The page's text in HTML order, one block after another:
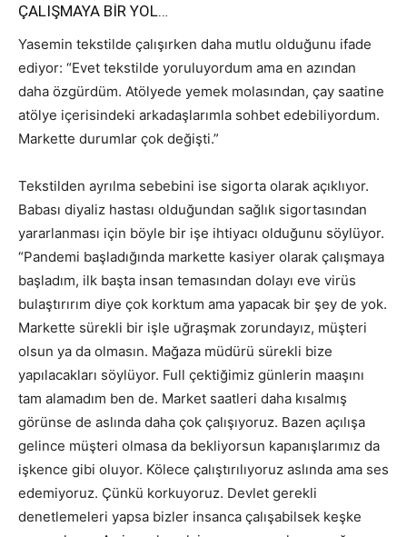
ÇALIŞMAYA BİR YOL…
Yasemin tekstilde çalışırken daha mutlu olduğunu ifade
ediyor: “Evet tekstilde yoruluyordum ama en azından
daha özgürdüm. Atölyede yemek molasından, çay saatine
atölye içerisindeki arkadaşlarımla sohbet edebiliyordum.
Markette durumlar çok değişti.”
Tekstilden ayrılma sebebini ise sigorta olarak açıklıyor.
Babası diyaliz hastası olduğundan sağlık sigortasından
yararlanması için böyle bir işe ihtiyacı olduğunu söylüyor.
“Pandemi başladığında markette kasiyer olarak çalışmaya
başladım, ilk başta insan temasından dolayı eve virüs
bulaştırırım diye çok korktum ama yapacak bir şey de yok.
Markette sürekli bir işle uğraşmak zorundayız, müşteri
olsun ya da olmasın. Mağaza müdürü sürekli bize
yapılacakları söylüyor. Full çektiğimiz günlerin maaşını
tam alamadım ben de. Market saatleri daha kısalmış
görünse de aslında daha çok çalışıyoruz. Bazen açılışa
gelince müşteri olmasa da bekliyorsun kapanışlarımız da
işkence gibi oluyor. Kölece çalıştırılıyoruz aslında ama ses
edemiyoruz. Çünkü korkuyoruz. Devlet gerekli
denetlemeleri yapsa bizler insanca çalışabilsek keşke